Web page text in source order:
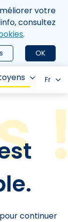
votre
consultez
.
OK
Fr
pour continuer